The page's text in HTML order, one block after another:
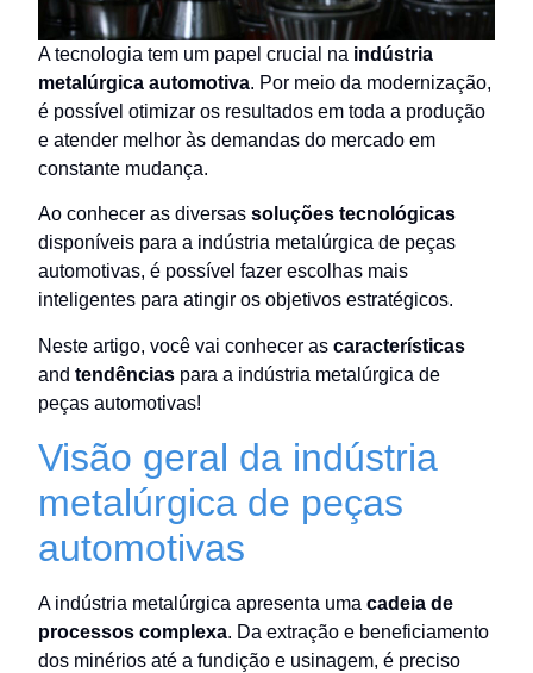
A tecnologia tem um papel crucial na indústria
metalúrgica automotiva. Por meio da modernização,
é possível otimizar os resultados em toda a produção
e atender melhor às demandas do mercado em
constante mudança.
Ao conhecer as diversas soluções tecnológicas
disponíveis para a indústria metalúrgica de peças
automotivas, é possível fazer escolhas mais
inteligentes para atingir os objetivos estratégicos.
Neste artigo, você vai conhecer as características
and tendências para a indústria metalúrgica de
peças automotivas!
Visão geral da indústria
metalúrgica de peças
automotivas
A indústria metalúrgica apresenta uma cadeia de
processos complexa. Da extração e beneficiamento
dos minérios até a fundição e usinagem, é preciso